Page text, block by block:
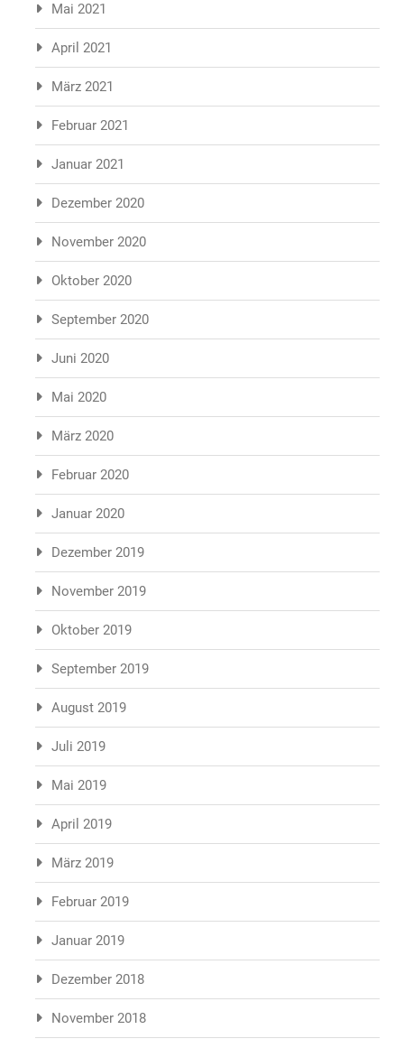
Mai 2021
April 2021
März 2021
Februar 2021
Januar 2021
Dezember 2020
November 2020
Oktober 2020
September 2020
Juni 2020
Mai 2020
März 2020
Februar 2020
Januar 2020
Dezember 2019
November 2019
Oktober 2019
September 2019
August 2019
Juli 2019
Mai 2019
April 2019
März 2019
Februar 2019
Januar 2019
Dezember 2018
November 2018